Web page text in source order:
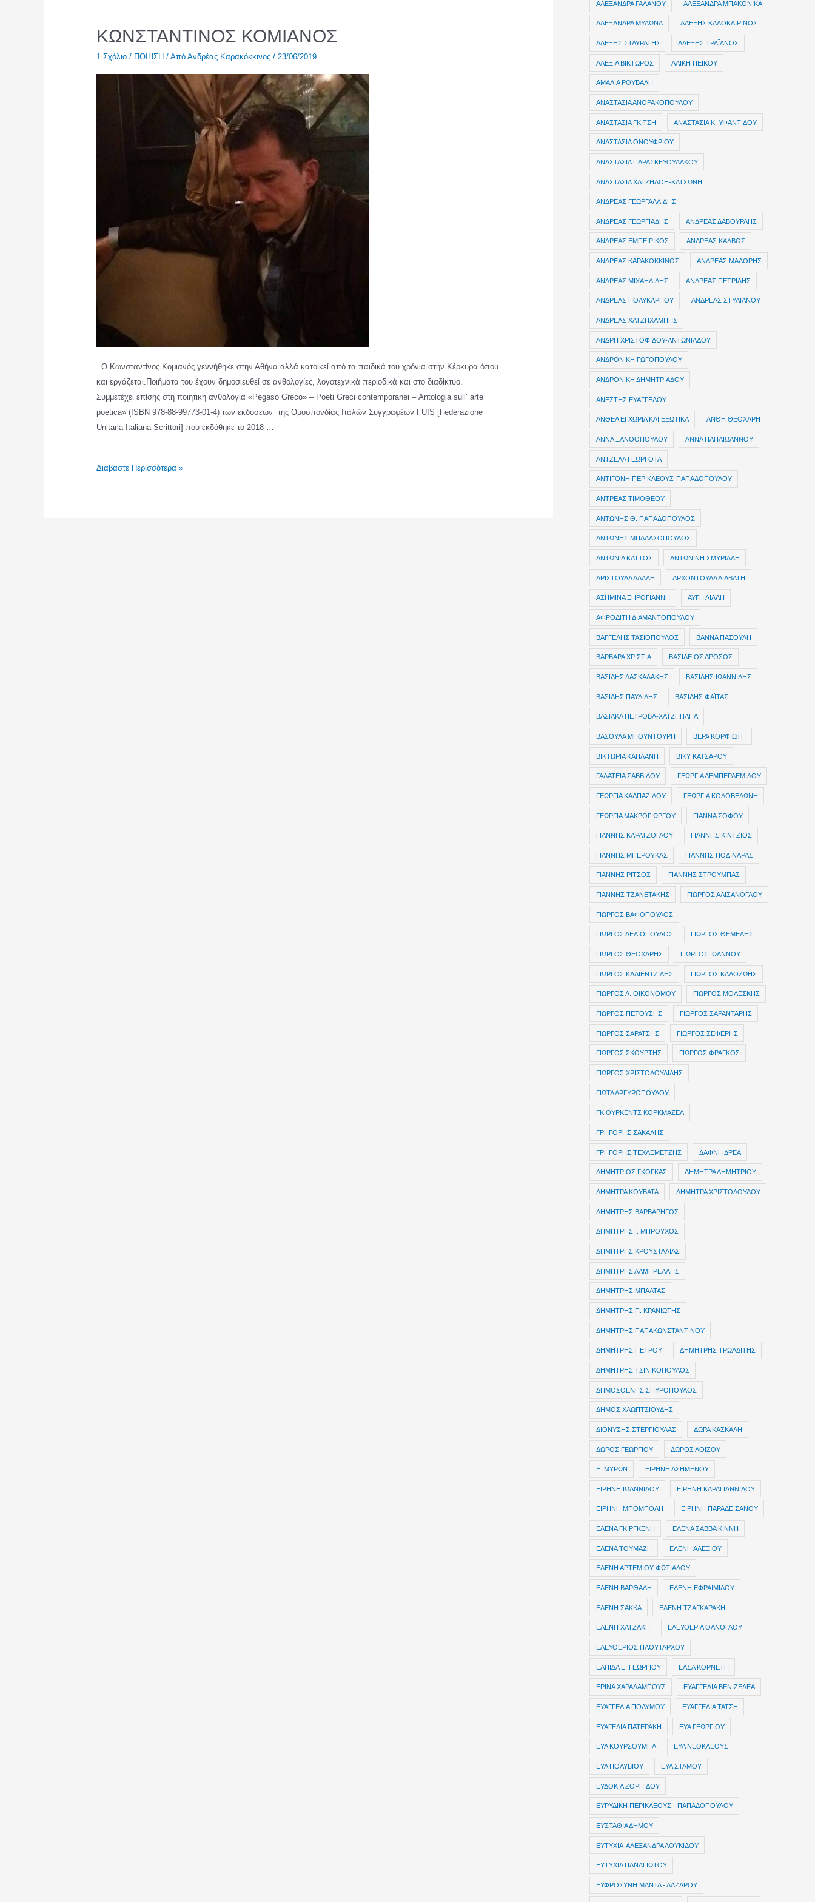
ΚΩΝΣΤΑΝΤΙΝΟΣ ΚΟΜΙΑΝΟΣ
1 Σχόλιο / ΠΟΙΗΣΗ/ Από Ανδρέας Καρακόκκινος / 23/06/2019
Ο Κωνσταντίνος Κομιανός γεννήθηκε στην Αθήνα αλλά κατοικεί από τα παιδικά του χρόνια στην Κέρκυρα όπου
και εργάζεται.Ποιήματα του έχουν δημοσιευθεί σε ανθολογίες, λογοτεχνικά περιοδικά και στο διαδίκτυο.
Συμμετέχει επίσης στη ποιητική ανθολογία «Pegaso Greco» – Poeti Greci contemporanei – Antologia sull’ arte
poetica» (ISBN 978-88-99773-01-4) των εκδόσεων της Ομοσπονδίας Ιταλών Συγγραφέων FUIS [Federazione
Unitaria Italiana Scrittori] που εκδόθηκε το 2018 …
ΚΩΝΣΤΑΝΤΙΝΟΣ
Διαβάστε Περισσότερα »
ΑΛΕΞΑΝΔΡΑ ΓΑΛΑΝΟΥ ΑΛΕΞΑΝΔΡΑ ΜΠΑΚΟΝΙΚΑ
ΑΛΕΞΑΝΔΡΑ ΜΥΛΩΝΑ ΑΛΕΞΗΣ ΚΑΛΟΚΑΙΡΙΝΟΣ
ΑΛΕΞΗΣ ΣΤΑΥΡΑΤΗΣ ΑΛΕΞΗΣ ΤΡΑΪΑΝΟΣ
ΑΛΕΞΙΑ ΒΙΚΤΩΡΟΣ ΑΛΙΚΗ ΠΕΪΚΟΥ
ΑΜΑΛΙΑ ΡΟΥΒΑΛΗ
ΑΝΑΣΤΑΣΙΑ ΑΝΘΡΑΚΟΠΟΥΛΟΥ
ΑΝΑΣΤΑΣΙΑ ΓΚΙΤΣΗ ΑΝΑΣΤΑΣΙΑ Κ. ΥΦΑΝΤΙΔΟΥ
ΑΝΑΣΤΑΣΙΑ ΟΝΟΥΦΡΙΟΥ
ΑΝΑΣΤΑΣΙΑ ΠΑΡΑΣΚΕΥΟΥΛΑΚΟΥ
ΑΝΑΣΤΑΣΙΑ ΧΑΤΖΗΛΟΗ-ΚΑΤΣΩΝΗ
ΑΝΔΡΕΑΣ ΓΕΩΡΓΑΛΛΙΔΗΣ
ΑΝΔΡΕΑΣ ΓΕΩΡΓΙΑΔΗΣ ΑΝΔΡΕΑΣ ΔΑΒΟΥΡΛΗΣ
ΑΝΔΡΕΑΣ ΕΜΠΕΙΡΙΚΟΣ ΑΝΔΡΕΑΣ ΚΑΛΒΟΣ
ΑΝΔΡΕΑΣ ΚΑΡΑΚΟΚΚΙΝΟΣ ΑΝΔΡΕΑΣ ΜΑΛΟΡΗΣ
ΑΝΔΡΕΑΣ ΜΙΧΑΗΛΙΔΗΣ ΑΝΔΡΕΑΣ ΠΕΤΡΙΔΗΣ
ΑΝΔΡΕΑΣ ΠΟΛΥΚΑΡΠΟΥ ΑΝΔΡΕΑΣ ΣΤΥΛΙΑΝΟΥ
ΑΝΔΡΕΑΣ ΧΑΤΖΗΧΑΜΠΗΣ
ΑΝΔΡΗ ΧΡΙΣΤΟΦΙΔΟΥ-ΑΝΤΩΝΙΑΔΟΥ
ΑΝΔΡΟΝΙΚΗ ΓΩΓΟΠΟΥΛΟΥ
ΑΝΔΡΟΝΙΚΗ ΔΗΜΗΤΡΙΑΔΟΥ
ΑΝΕΣΤΗΣ ΕΥΑΓΓΕΛΟΥ
ΑΝΘΕΑ ΕΓΧΩΡΙΑ ΚΑΙ ΕΞΩΤΙΚΑ ΑΝΘΗ ΘΕΟΧΑΡΗ
ΑΝΝΑ ΞΑΝΘΟΠΟΥΛΟΥ ΑΝΝΑ ΠΑΠΑΙΩΑΝΝΟΥ
ΑΝΤΖΕΛΑ ΓΕΩΡΓΟΤΑ
ΑΝΤΙΓΟΝΗ ΠΕΡΙΚΛΕΟΥΣ-ΠΑΠΑΔΟΠΟΥΛΟΥ
ΑΝΤΡΕΑΣ ΤΙΜΟΘΕΟΥ
ΑΝΤΩΝΗΣ Θ. ΠΑΠΑΔΟΠΟΥΛΟΣ
ΑΝΤΩΝΗΣ ΜΠΑΛΑΣΟΠΟΥΛΟΣ
ΑΝΤΩΝΙΑ ΚΑΤΤΟΣ ΑΝΤΩΝΙΝΗ ΣΜΥΡΙΛΛΗ
ΑΡΙΣΤΟΥΛΑ ΔΑΛΛΗ ΑΡΧΟΝΤΟΥΛΑ ΔΙΑΒΑΤΗ
ΑΣΗΜΙΝΑ ΞΗΡΟΓΙΑΝΝΗ ΑΥΓΗ ΛΙΛΛΗ
ΑΦΡΟΔΙΤΗ ΔΙΑΜΑΝΤΟΠΟΥΛΟΥ
ΒΑΓΓΕΛΗΣ ΤΑΣΙΟΠΟΥΛΟΣ ΒΑΝΝΑ ΠΑΣΟΥΛΗ
ΒΑΡΒΑΡΑ ΧΡΙΣΤΙΑ ΒΑΣΙΛΕΙΟΣ ΔΡΟΣΟΣ
ΒΑΣΙΛΗΣ ΔΑΣΚΑΛΑΚΗΣ ΒΑΣΙΛΗΣ ΙΩΑΝΝΙΔΗΣ
ΒΑΣΙΛΗΣ ΠΑΥΛΙΔΗΣ ΒΑΣΙΛΗΣ ΦΑΪΤΑΣ
ΒΑΣΙΛΚΑ ΠΕΤΡΟΒΑ-ΧΑΤΖΗΠΑΠΑ
ΒΑΣΟΥΛΑ ΜΠΟΥΝΤΟΥΡΗ ΒΕΡΑ ΚΟΡΦΙΩΤΗ
ΒΙΚΤΩΡΙΑ ΚΑΠΛΑΝΗ ΒΙΚΥ ΚΑΤΣΑΡΟΥ
ΓΑΛΑΤΕΙΑ ΣΑΒΒΙΔΟΥ ΓΕΩΡΓΙΑ ΔΕΜΠΕΡΔΕΜΙΔΟΥ
ΓΕΩΡΓΙΑ ΚΑΛΠΑΖΙΔΟΥ ΓΕΩΡΓΙΑ ΚΟΛΟΒΕΛΩΝΗ
ΓΕΩΡΓΙΑ ΜΑΚΡΟΓΙΩΡΓΟΥ ΓΙΑΝΝΑ ΣΟΦΟΥ
ΓΙΑΝΝΗΣ ΚΑΡΑΤΖΟΓΛΟΥ ΓΙΑΝΝΗΣ ΚΙΝΤΖΙΟΣ
ΓΙΑΝΝΗΣ ΜΠΕΡΟΥΚΑΣ ΓΙΑΝΝΗΣ ΠΟΔΙΝΑΡΑΣ
ΓΙΑΝΝΗΣ ΡΙΤΣΟΣ ΓΙΑΝΝΗΣ ΣΤΡΟΥΜΠΑΣ
ΓΙΑΝΝΗΣ ΤΖΑΝΕΤΑΚΗΣ ΓΙΩΡΓΟΣ ΑΛΙΣΑΝΟΓΛΟΥ
ΓΙΩΡΓΟΣ ΒΑΦΟΠΟΥΛΟΣ
ΓΙΩΡΓΟΣ ΔΕΛΙΟΠΟΥΛΟΣ ΓΙΩΡΓΟΣ ΘΕΜΕΛΗΣ
ΓΙΩΡΓΟΣ ΘΕΟΧΑΡΗΣ ΓΙΩΡΓΟΣ ΙΩΑΝΝΟΥ
ΓΙΩΡΓΟΣ ΚΑΛΙΕΝΤΖΙΔΗΣ ΓΙΩΡΓΟΣ ΚΑΛΟΖΩΗΣ
ΓΙΩΡΓΟΣ Λ. ΟΙΚΟΝΟΜΟΥ ΓΙΩΡΓΟΣ ΜΟΛΕΣΚΗΣ
ΓΙΩΡΓΟΣ ΠΕΤΟΥΣΗΣ ΓΙΩΡΓΟΣ ΣΑΡΑΝΤΑΡΗΣ
ΓΙΩΡΓΟΣ ΣΑΡΑΤΣΗΣ ΓΙΩΡΓΟΣ ΣΕΦΕΡΗΣ
ΓΙΩΡΓΟΣ ΣΚΟΥΡΤΗΣ ΓΙΩΡΓΟΣ ΦΡΑΓΚΟΣ
ΓΙΩΡΓΟΣ ΧΡΙΣΤΟΔΟΥΛΙΔΗΣ
ΓΙΩΤΑ ΑΡΓΥΡΟΠΟΥΛΟΥ
ΓΚΙΟΥΡΚΕΝΤΣ ΚΟΡΚΜΑΖΕΛ
ΓΡΗΓΟΡΗΣ ΣΑΚΑΛΗΣ
ΓΡΗΓΟΡΗΣ ΤΕΧΛΕΜΕΤΖΗΣ ΔΑΦΝΗ ΔΡΕΑ
ΔΗΜΗΤΡIOΣ ΓΚΟΓΚΑΣ ΔΗΜΗΤΡΑ ΔΗΜΗΤΡΙΟΥ
ΔΗΜΗΤΡΑ ΚΟΥΒΑΤΑ ΔΗΜΗΤΡΑ ΧΡΙΣΤΟΔΟΥΛΟΥ
ΔΗΜΗΤΡΗΣ ΒΑΡΒΑΡΗΓΟΣ
ΔΗΜΗΤΡΗΣ Ι. ΜΠΡΟΥΧΟΣ
ΔΗΜΗΤΡΗΣ ΚΡΟΥΣΤΑΛΙΑΣ
ΔΗΜΗΤΡΗΣ ΛΑΜΠΡΕΛΛΗΣ
ΔΗΜΗΤΡΗΣ ΜΠΑΛΤΑΣ
ΔΗΜΗΤΡΗΣ Π. ΚΡΑΝΙΩΤΗΣ
ΔΗΜΗΤΡΗΣ ΠΑΠΑΚΩΝΣΤΑΝΤΙΝΟΥ
ΔΗΜΗΤΡΗΣ ΠΕΤΡΟΥ ΔΗΜΗΤΡΗΣ ΤΡΩΑΔΙΤΗΣ
ΔΗΜΗΤΡΗΣ ΤΣΙΝΙΚΟΠΟΥΛΟΣ
ΔΗΜΟΣΘΕΝΗΣ ΣΠΥΡΟΠΟΥΛΟΣ
ΔΗΜΟΣ ΧΛΩΠΤΣΙΟΥΔΗΣ
ΔΙΟΝΥΣΗΣ ΣΤΕΡΓΙΟΥΛΑΣ ΔΩΡΑ ΚΑΣΚΑΛΗ
ΔΩΡΟΣ ΓΕΩΡΓΙΟΥ ΔΩΡΟΣ ΛΟΪΖΟΥ
Ε. ΜΥΡΩΝ ΕΙΡΗΝΗ ΑΣΗΜΕΝΟΥ
ΕΙΡΗΝΗ ΙΩΑΝΝΙΔΟΥ ΕΙΡΗΝΗ ΚΑΡΑΓΙΑΝΝΙΔΟΥ
ΕΙΡΗΝΗ ΜΠΟΜΠΟΛΗ ΕΙΡΗΝΗ ΠΑΡΑΔΕΙΣΑΝΟΥ
ΕΛΕΝΑ ΓΚΙΡΓΚΕΝΗ ΕΛΕΝΑ ΣΑΒΒΑ ΚΙΝΝΗ
ΕΛΕΝΑ ΤΟΥΜΑΖΗ ΕΛΕΝΗ ΑΛΕΞΙΟΥ
ΕΛΕΝΗ ΑΡΤΕΜΙΟΥ ΦΩΤΙΑΔΟΥ
ΕΛΕΝΗ ΒΑΡΘΑΛΗ ΕΛΕΝΗ ΕΦΡΑΙΜΙΔΟΥ
ΕΛΕΝΗ ΣΑΚΚΑ ΕΛΕΝΗ ΤΖΑΓΚΑΡΑΚΗ
ΕΛΕΝΗ ΧΑΤΖΑΚΗ ΕΛΕΥΘΕΡΙΑ ΘΑΝΟΓΛΟΥ
ΕΛΕΥΘΕΡΙΟΣ ΠΛΟΥΤΑΡΧΟΥ
ΕΛΠΙΔΑ Ε. ΓΕΩΡΓΙΟΥ ΕΛΣΑ ΚΟΡΝΕΤΗ
ΕΡΙΝΑ ΧΑΡΑΛΑΜΠΟΥΣ ΕΥΑΓΓΕΛΙΑ ΒΕΝΙΖΕΛΕΑ
ΕΥΑΓΓΕΛΙΑ ΠΟΛΥΜΟΥ ΕΥΑΓΓΕΛΙΑ ΤΑΤΣΗ
ΕΥΑΓΕΛΙΑ ΠΑΤΕΡΑΚΗ ΕΥΑ ΓΕΩΡΓΙΟΥ
ΕΥΑ ΚΟΥΡΣΟΥΜΠΑ ΕΥΑ ΝΕΟΚΛΕΟΥΣ
ΕΥΑ ΠΟΛΥΒΙΟΥ ΕΥΑ ΣΤΑΜΟΥ
ΕΥΔΟΚΙΑ ΖΟΡΠΙΔΟΥ
ΕΥΡΥΔΙΚΗ ΠΕΡΙΚΛΕΟΥΣ - ΠΑΠΑΔΟΠΟΥΛΟΥ
ΕΥΣΤΑΘΙΑ ΔΗΜΟΥ
ΕΥΤΥΧΙΑ-ΑΛΕΞΑΝΔΡΑ ΛΟΥΚΙΔΟΥ
ΕΥΤΥΧΙΑ ΠΑΝΑΓΙΩΤΟΥ
ΕΥΦΡΟΣΥΝΗ ΜΑΝΤΑ - ΛΑΖΑΡΟΥ